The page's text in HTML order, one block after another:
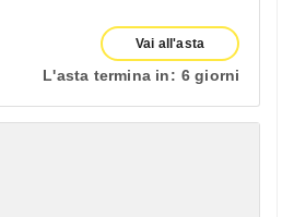
Vai all'asta
L'asta termina in: 6 giorni